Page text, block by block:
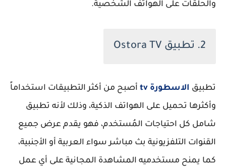
والحلقات على الهواتف الشخصية.
2. تطبيق Ostora TV
تطبيق الاسطورة tv
أصبح من أكثر التطبيقات استخداماً
وأكثرها تحميل على الهواتف الذكية، وذلك لأنه تطبيق
شامل كل احتياجات المُستخدم، فهو يقدم عرض جميع
القنوات التلفزيونية بث مباشر سواء العربية أو الأجنبية،
كما يمنح مستخدميه المشاهدة المجانية على أي عمل